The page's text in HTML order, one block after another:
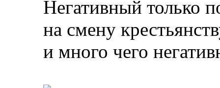
Негативный только
на смену
и много чего